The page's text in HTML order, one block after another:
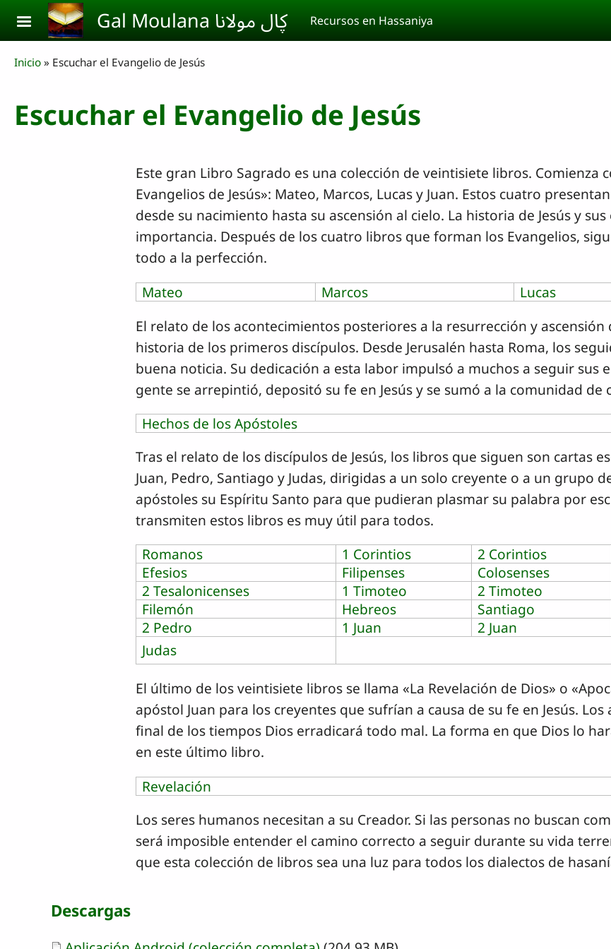
Skip to main content Gal Moulana ڮال مولانا Recursos en Hassaniya
Breadcrumb
Inicio Escuchar el Evangelio de Jesús
Escuchar el Evangelio de Jesús
Este gran Libro Sagrado es una colección de veintisiete libros. Comienza
Evangelios de Jesús»: Mateo, Marcos, Lucas y Juan. Estos cuatro
desde su nacimiento hasta su ascensión al cielo. La historia de Jesús y
importancia. Después de los cuatro libros que forman los Evangelios,
todo a la perfección.
Mateo
Marcos Lucas
El relato de los acontecimientos posteriores a la resurrección y ascensión
historia de los primeros discípulos. Desde Jerusalén hasta Roma, los
buena noticia. Su dedicación a esta labor impulsó a muchos a seguir sus
gente se arrepintió, depositó su fe en Jesús y se sumó a la comunidad de
Hechos de los Apóstoles
Tras el relato de los discípulos de Jesús, los libros que siguen son cartas
Juan, Pedro, Santiago y Judas, dirigidas a un solo creyente o a un grupo
apóstoles su Espíritu Santo para que pudieran plasmar su palabra por
transmiten estos libros es muy útil para todos.
Romanos
1 Corintios 2 Corintios
Efesios
Filipenses Colosenses
2 Tesalonicenses
1 Timoteo 2 Timoteo
Filemón
Hebreos Santiago
2 Pedro
1 Juan 2 Juan
Judas
El último de los veintisiete libros se llama «La Revelación de Dios» o
apóstol Juan para los creyentes que sufrían a causa de su fe en Jesús.
final de los tiempos Dios erradicará todo mal. La forma en que Dios lo
en este último libro.
Revelación
Los seres humanos necesitan a su Creador. Si las personas no buscan
será imposible entender el camino correcto a seguir durante su vida
que esta colección de libros sea una luz para todos los dialectos de
Descargas